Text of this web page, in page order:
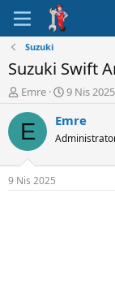
Suzuki
Suzuki Swift
K
n
u
y
u
B
a
Emre
B
ş
l
n
ı
9 Nis 2025
E Emre
9 Nis 2025